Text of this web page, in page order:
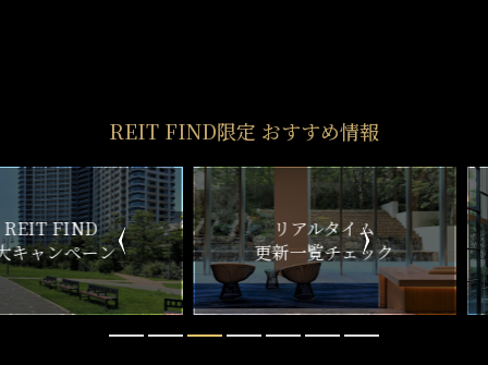
REIT FINDSTYLE
仲介手数料0円～
賢い選択で
お得に契約
初期費用お問い合わせ
気になる物件を
5分以内で回答